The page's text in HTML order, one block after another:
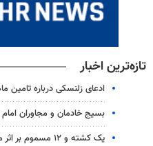
تازه‌ترین اخبار
ادعای زلنسکی درباره تامین
بسیج خادمان و مجاوران امام
یک کشته و ۱۲ مسموم بر اثر مصرف مشروبات الکلی در نیشابور